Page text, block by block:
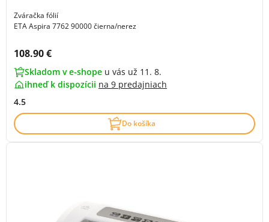
Zváračka fólií
ETA Aspira 7762 90000 čierna/nerez
Cena s DPH:
108.90 €
Skladom v e-shope u vás už 11. 8.
ihneď k dispozícii na 9 predajniach
4.5
Do košíka